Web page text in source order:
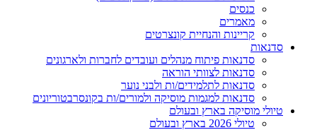
כנסים
מאמרים
קריינות והנחיית קונצרטים
סדנאות
סדנאות פיתוח מנהלים ועובדים לחברות ולארגונים
סדנאות לצוותי הוראה
סדנאות לתלמידים/ות ולבני נוער
סדנאות למגמות מוסיקה ולמורים/ות בקונסרבטוריונים
טיולי מוסיקה בארץ ובעולם
טיולי 2026 בארץ ובעולם